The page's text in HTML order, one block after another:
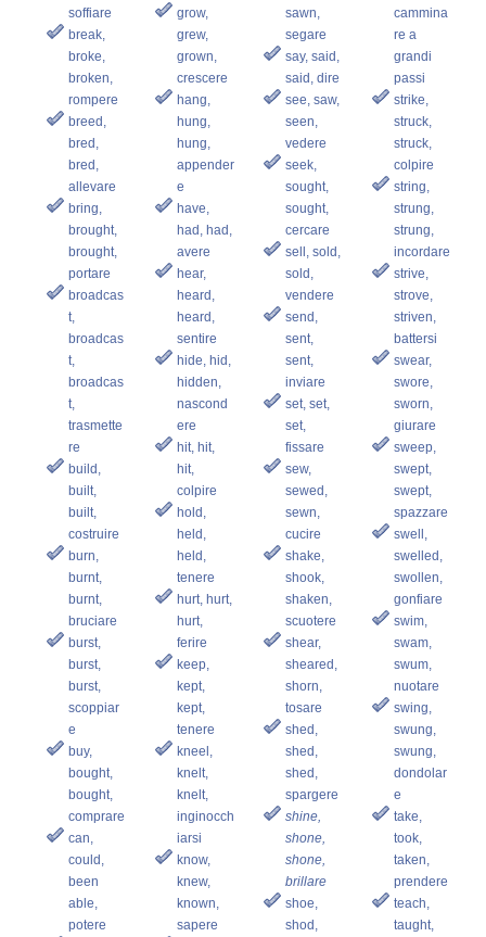
soffiare
break,
broke,
broken,
rompere
breed,
bred,
bred,
allevare
bring,
brought,
brought,
portare
broadcas
t,
broadcas
t,
broadcas
t,
trasmette
re
build,
built,
built,
costruire
burn,
burnt,
burnt,
bruciare
burst,
burst,
burst,
scoppiar
e
buy,
bought,
bought,
comprare
can,
could,
been
able,
potere
grow,
grew,
grown,
crescere
hang,
hung,
hung,
appender
e
have,
had, had,
avere
hear,
heard,
heard,
sentire
hide, hid,
hidden,
nascond
ere
hit, hit,
hit,
colpire
hold,
held,
held,
tenere
hurt, hurt,
hurt,
ferire
keep,
kept,
kept,
tenere
kneel,
knelt,
knelt,
inginocch
iarsi
know,
knew,
known,
sapere
sawn,
segare
say, said,
said, dire
see, saw,
seen,
vedere
seek,
sought,
sought,
cercare
sell, sold,
sold,
vendere
send,
sent,
sent,
inviare
set, set,
set,
fissare
sew,
sewed,
sewn,
cucire
shake,
shook,
shaken,
scuotere
shear,
sheared,
shorn,
tosare
shed,
shed,
shed,
spargere
shine,
shone,
shone,
brillare
shoe,
shod,
cammina
re a
grandi
passi
strike,
struck,
struck,
colpire
string,
strung,
strung,
incordare
strive,
strove,
striven,
battersi
swear,
swore,
sworn,
giurare
sweep,
swept,
swept,
spazzare
swell,
swelled,
swollen,
gonfiare
swim,
swam,
swum,
nuotare
swing,
swung,
swung,
dondolar
e
take,
took,
taken,
prendere
teach,
taught,